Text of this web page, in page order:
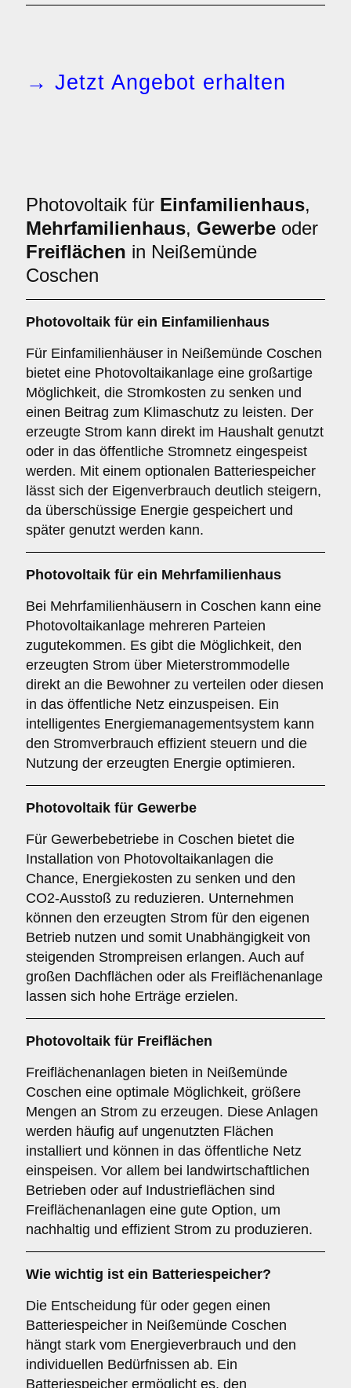
→ Jetzt Angebot erhalten
Photovoltaik für Einfamilienhaus,
Mehrfamilienhaus, Gewerbe oder
Freiflächen in Neißemünde
Coschen
Photovoltaik für ein Einfamilienhaus
Für Einfamilienhäuser in Neißemünde Coschen
bietet eine Photovoltaikanlage eine großartige
Möglichkeit, die Stromkosten zu senken und
einen Beitrag zum Klimaschutz zu leisten. Der
erzeugte Strom kann direkt im Haushalt genutzt
oder in das öffentliche Stromnetz eingespeist
werden. Mit einem optionalen Batteriespeicher
lässt sich der Eigenverbrauch deutlich steigern,
da überschüssige Energie gespeichert und
später genutzt werden kann.
Photovoltaik für ein Mehrfamilienhaus
Bei Mehrfamilienhäusern in Coschen kann eine
Photovoltaikanlage mehreren Parteien
zugutekommen. Es gibt die Möglichkeit, den
erzeugten Strom über Mieterstrommodelle
direkt an die Bewohner zu verteilen oder diesen
in das öffentliche Netz einzuspeisen. Ein
intelligentes Energiemanagementsystem kann
den Stromverbrauch effizient steuern und die
Nutzung der erzeugten Energie optimieren.
Photovoltaik für Gewerbe
Für Gewerbebetriebe in Coschen bietet die
Installation von Photovoltaikanlagen die
Chance, Energiekosten zu senken und den
CO2-Ausstoß zu reduzieren. Unternehmen
können den erzeugten Strom für den eigenen
Betrieb nutzen und somit Unabhängigkeit von
steigenden Strompreisen erlangen. Auch auf
großen Dachflächen oder als Freiflächenanlage
lassen sich hohe Erträge erzielen.
Photovoltaik für Freiflächen
Freiflächenanlagen bieten in Neißemünde
Coschen eine optimale Möglichkeit, größere
Mengen an Strom zu erzeugen. Diese Anlagen
werden häufig auf ungenutzten Flächen
installiert und können in das öffentliche Netz
einspeisen. Vor allem bei landwirtschaftlichen
Betrieben oder auf Industrieflächen sind
Freiflächenanlagen eine gute Option, um
nachhaltig und effizient Strom zu produzieren.
Wie wichtig ist ein Batteriespeicher?
Die Entscheidung für oder gegen einen
Batteriespeicher in Neißemünde Coschen
hängt stark vom Energieverbrauch und den
individuellen Bedürfnissen ab. Ein
Batteriespeicher ermöglicht es, den